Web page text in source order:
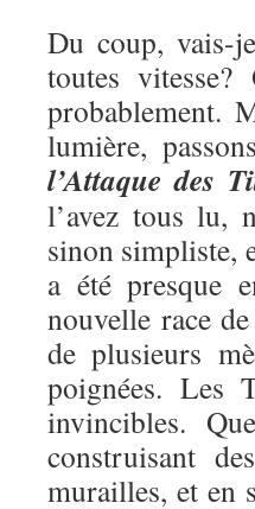
Du coup, vais-
toutes
probablement.
lumière,
l’Attaque des
l’avez tous lu,
sinon simpliste,
a été presque
nouvelle race
de plusieurs
poignées. Les
invincibles.
construisant
murailles, et en